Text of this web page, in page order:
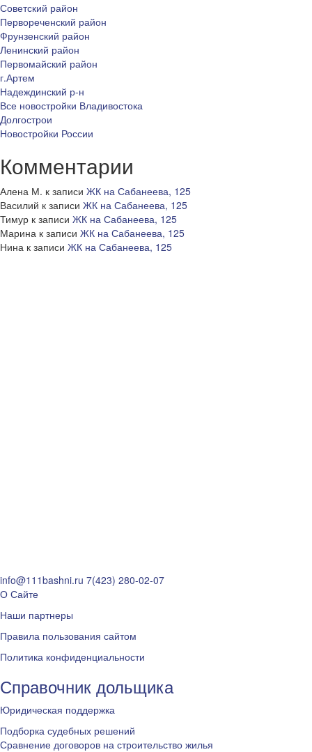
Советский район
Первореченский район
Фрунзенский район
Ленинский район
Первомайский район
г.Артем
Надеждинский р-н
Все новостройки Владивостока
Долгострои
Новостройки России
Комментарии
Алена М. к записи ЖК на Сабанеева, 125
Василий к записи ЖК на Сабанеева, 125
Тимур к записи ЖК на Сабанеева, 125
Марина к записи ЖК на Сабанеева, 125
Нина к записи ЖК на Сабанеева, 125
info@111bashni.ru 7(423) 280-02-07
О Сайте
Наши партнеры
Правила пользования сайтом
Политика конфиденциальности
Справочник дольщика
Юридическая поддержка
Подборка судебных решений
Сравнение договоров на строительство жилья